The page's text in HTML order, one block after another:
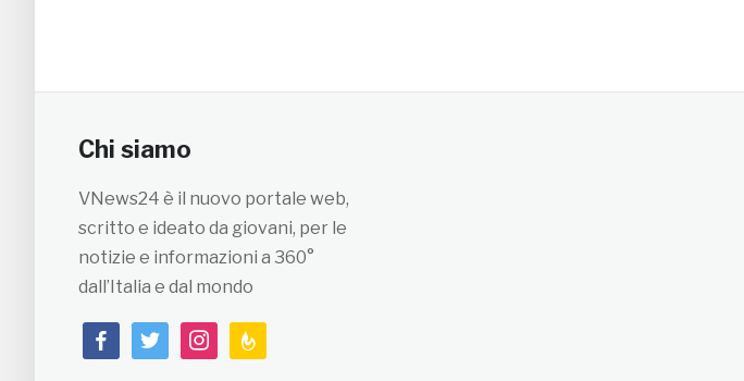
Chi siamo
VNews24 è il nuovo portale web,
scritto e ideato da giovani, per le
notizie e informazioni a 360°
dall’Italia e dal mondo
facebooktwitterinstagramfeedburner